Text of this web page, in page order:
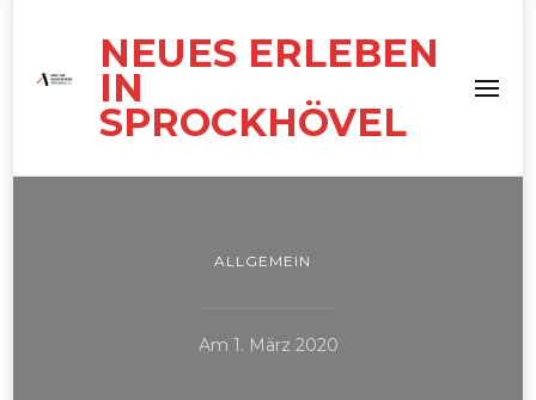
NEUES ERLEBEN
IN
SPROCKHÖVEL
ALLGEMEIN
Am 1. März 2020